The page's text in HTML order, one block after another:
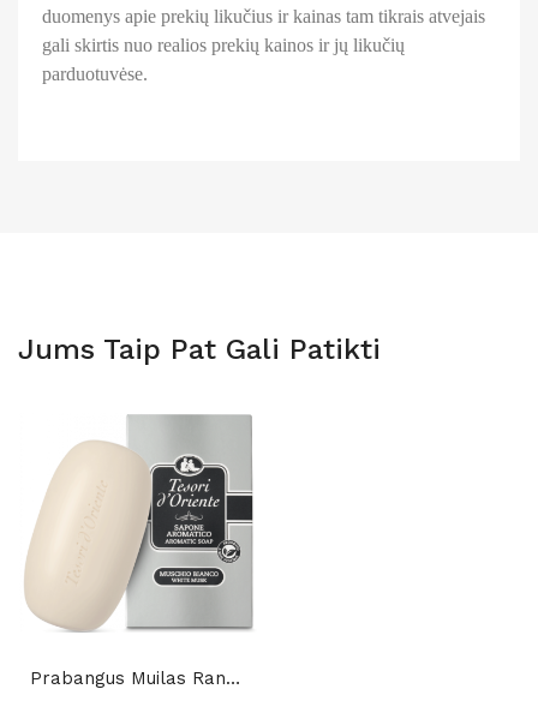
duomenys apie prekių likučius ir kainas tam tikrais atvejais
gali skirtis nuo realios prekių kainos ir jų likučių
parduotuvėse.
Jums Taip Pat Gali Patikti
Prabangus Muilas Rankų Ir Kūno Priežiūrai...